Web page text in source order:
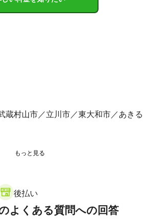
蔵村山市 立川市 東大和市
あき
後払い
よくある質問への回答